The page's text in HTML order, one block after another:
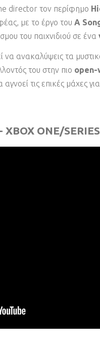
director τον περίφημο
με το έργο του A
του παιχνιδιού σε ένα
να ανακαλύψεις τα
του στην πιο open-
αγνοεί τις επικές μάχες
ONE/